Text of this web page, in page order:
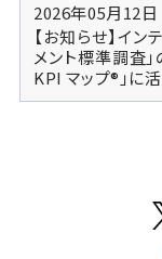
2026年05月12日
【お知らせ】イ
メント標準調査
KPI マップ®」に